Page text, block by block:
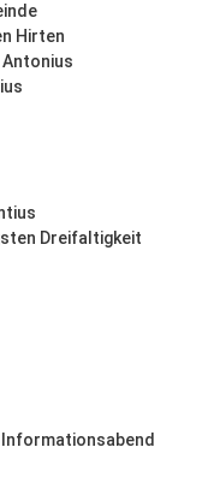
Hirten
Dreifaltigkeit